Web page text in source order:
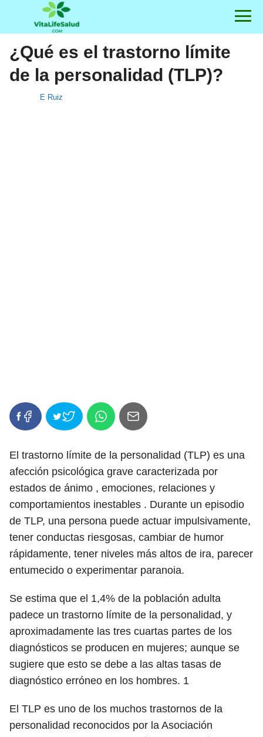
¿Qué es el trastorno límite
de la personalidad (TLP)?
E Ruiz
El trastorno límite de la personalidad (TLP) es una
afección psicológica grave caracterizada por
estados de ánimo , emociones, relaciones y
comportamientos inestables . Durante un episodio
de TLP, una persona puede actuar impulsivamente,
tener conductas riesgosas, cambiar de humor
rápidamente, tener niveles más altos de ira, parecer
entumecido o experimentar paranoia.
Se estima que el 1,4% de la población adulta
padece un trastorno límite de la personalidad, y
aproximadamente las tres cuartas partes de los
diagnósticos se producen en mujeres; aunque se
sugiere que esto se debe a las altas tasas de
diagnóstico erróneo en los hombres. 1
El TLP es uno de los muchos trastornos de la
personalidad reconocidos por la Asociación